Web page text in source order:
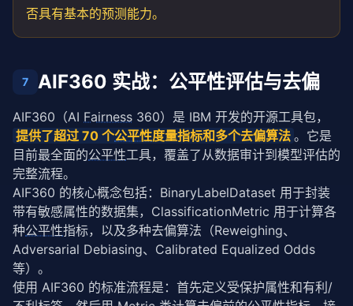
否具有基本的预测能力。
7 AIF360 实战：公平性评估与去偏
AIF360（AI Fairness 360）是 IBM 开发的开源工具包，
提供了超过 70 个公平性度量指标和多个去偏算法 。它是
目前最全面的公平性工具，覆盖了从数据审计到模型评估的
完整流程。
AIF360 的核心概念包括：BinaryLabelDataset 用于封装
带有敏感属性的数据集，ClassificationMetric 用于计算各
种公平性指标，以及多种去偏算法（Reweighing、
Adversarial Debiasing、Calibrated Equalized Odds
等）。
使用 AIF360 的标准流程是：首先定义受保护属性和有利/